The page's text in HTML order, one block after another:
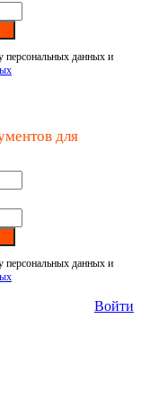
персональных данных и
для
персональных данных и
Войти